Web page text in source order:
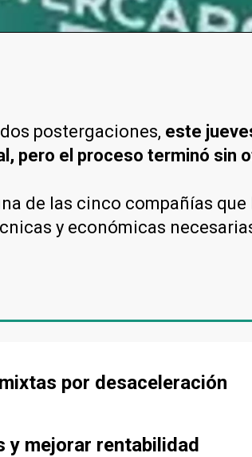
postergaciones, este
pero el proceso terminó sin
de las cinco compañías
y económicas
por desaceleración
y mejorar rentabilidad